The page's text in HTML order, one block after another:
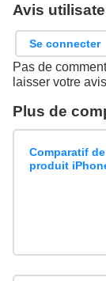
Avis
Se connecter
Pas de
laisser votre
Plus de
Comparatif
produit